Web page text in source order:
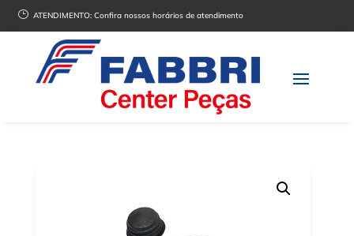
} ATENDIMENTO:Confira nossos horários de atendimento